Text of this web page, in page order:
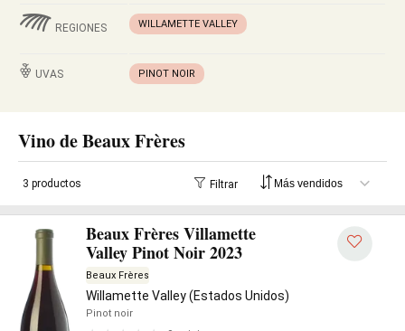
REGIONES WILLAMETTE VALLEY
UVAS PINOT NOIR
Vino de Beaux Frères
3 productos Filtrar
Beaux Frères Villamette
Valley Pinot Noir 2023
Beaux Frères
Willamette Valley (Estados Unidos)
Pinot noir